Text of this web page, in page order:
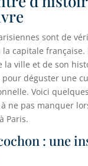
sont de
capitale française.
la ville et de son
déguster une
Voici
ne pas manquer
Paris.
: une